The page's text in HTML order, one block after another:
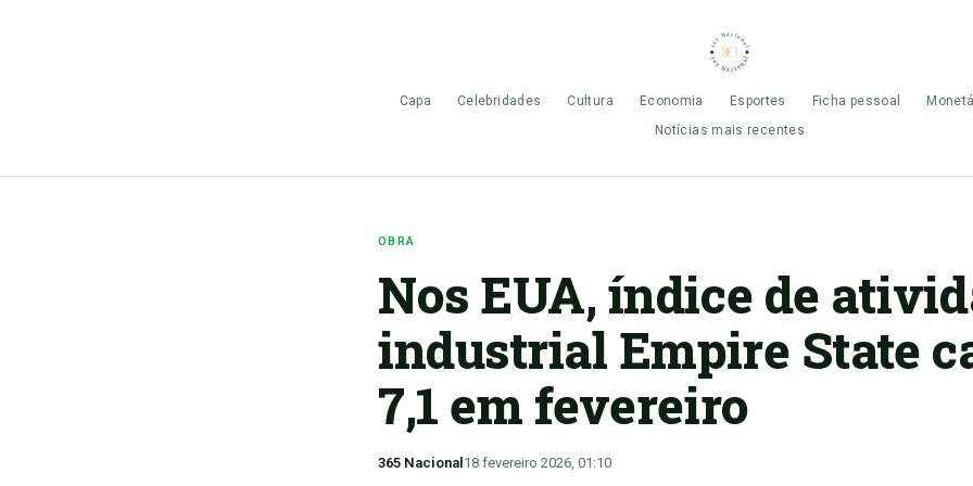
Capa Celebridades Cultura Economia Esportes Ficha pessoal
Notícias mais recentes
OBRA
Nos EUA, índice de
industrial Empire State
7,1 em fevereiro
365 Nacional 18 fevereiro 2026, 01:10